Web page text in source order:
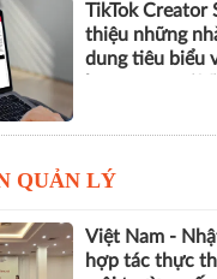
TikTok Creator
thiệu những
dung tiêu biểu
QUẢN LÝ
Việt Nam -
hợp tác thực